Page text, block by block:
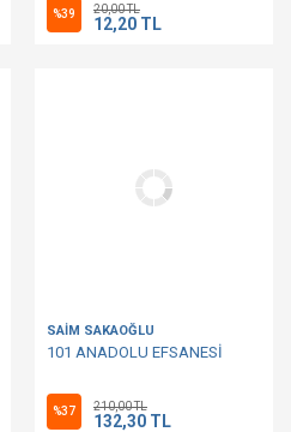
%39 20,00 TL
12,20 TL
SAİM SAKAOĞLU
101 ANADOLU EFSANESİ
%37 210,00 TL
132,30 TL